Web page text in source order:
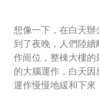
想像一下，在白天辦
到了夜晚，人們陸
作崗位，整棟大樓
的大腦運作，白天
運作慢慢地緩和下來